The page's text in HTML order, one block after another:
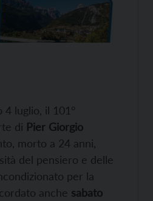
4 luglio, il 101°
di Pier Giorgio
morto a 24 anni,
del pensiero e delle
per la
anche sabato